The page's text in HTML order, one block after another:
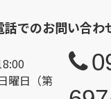
話でのお問い合わ
曜日（第